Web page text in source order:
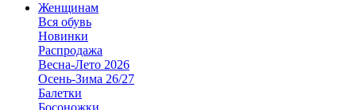
Женщинам
Вся обувь
Новинки
Распродажа
Весна-Лето 2026
Осень-Зима 26/27
Балетки
Босоножки